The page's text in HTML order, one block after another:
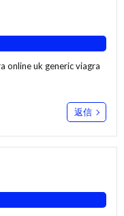
online uk generic viagra
返信